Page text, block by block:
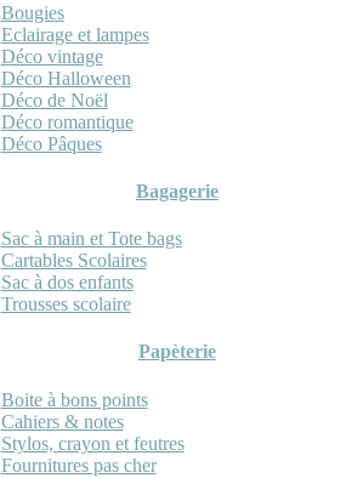
Bougies
Eclairage et lampes
Déco vintage
Déco Halloween
Déco de Noël
Déco romantique
Déco Pâques
Bagagerie
Sac à main et Tote bags
Cartables Scolaires
Sac à dos enfants
Trousses scolaire
Papèterie
Boite à bons points
Cahiers & notes
Stylos, crayon et feutres
Fournitures pas cher